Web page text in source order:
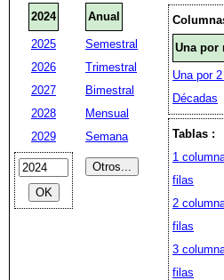
2024
2025
2026
2027
2028
2029
Anual
Semestral
Trimestral
Bimestral
Mensual
Semana
Una por
Una por
Décadas
Tablas :
1
filas
2
filas
3
filas